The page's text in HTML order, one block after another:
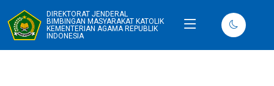
DIREKTORAT JENDERAL
BIMBINGAN MASYARAKAT KATOLIK
KEMENTERIAN AGAMA REPUBLIK
INDONESIA